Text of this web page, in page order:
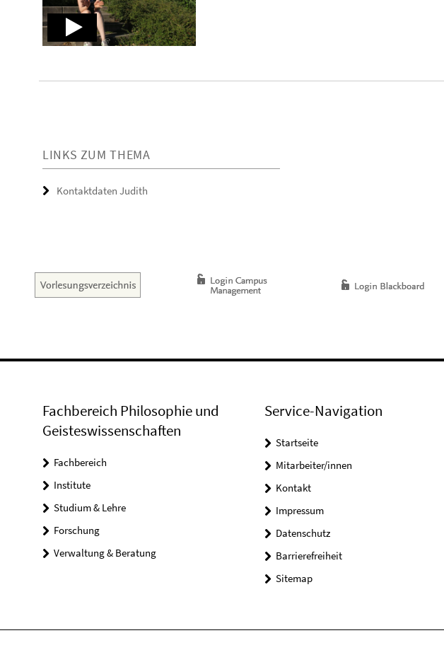
LINKS ZUM THEMA
Kontaktdaten Judith
Fachbereich Philosophie und
Geisteswissenschaften
Fachbereich
Institute
Studium & Lehre
Forschung
Verwaltung & Beratung
Service-Navigation
Startseite
Mitarbeiter/innen
Kontakt
Impressum
Datenschutz
Barrierefreiheit
Sitemap